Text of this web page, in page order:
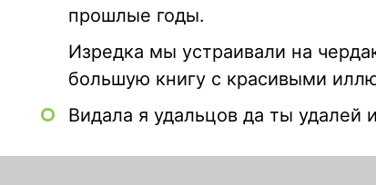
прошлые годы.
Изредка мы устраивали на
большую книгу с красивыми
Видала я удальцов да ты удалей